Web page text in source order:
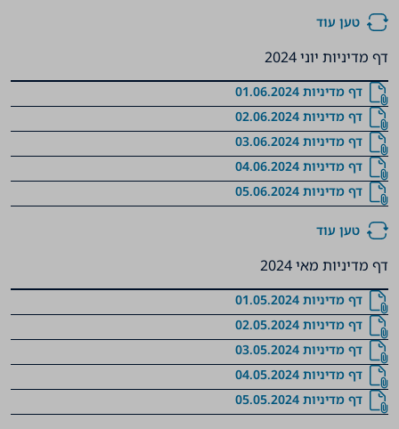
טען עוד
דף מדיניות יוני 2024
‏‏‏‏‏‏‏‏‏‏דף מדיניות 01.06.2024
‏‏‏‏‏‏‏‏‏‏דף מדיניות 02.06.2024
‏‏‏‏‏‏‏‏‏‏דף מדיניות 03.06.2024
‏‏‏‏‏‏‏‏‏‏דף מדיניות 04.06.2024
‏‏‏‏‏‏‏‏‏‏דף מדיניות 05.06.2024
טען עוד
דף מדיניות מאי 2024
‏‏‏‏‏‏‏‏דף מדיניות 01.05.2024
‏‏‏‏‏‏‏‏דף מדיניות 02.05.2024
‏‏‏‏‏‏‏‏דף מדיניות 03.05.2024
‏‏‏‏‏‏‏‏‏‏דף מדיניות 04.05.2024
‏‏‏‏‏‏‏‏‏‏דף מדיניות 05.05.2024